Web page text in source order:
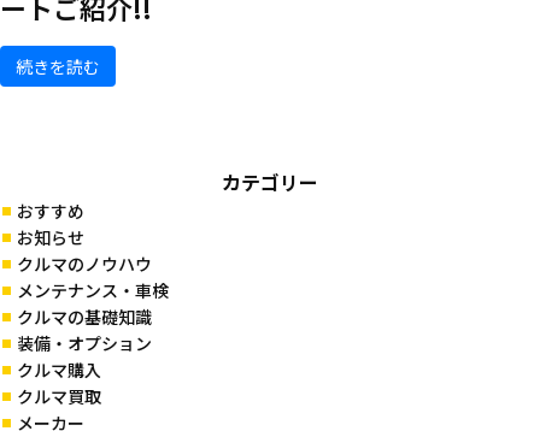
続きを読む
カテゴリー
おすすめ
お知らせ
クルマのノウハウ
メンテナンス・車検
クルマの基礎知識
装備・オプション
クルマ購入
クルマ買取
メーカー